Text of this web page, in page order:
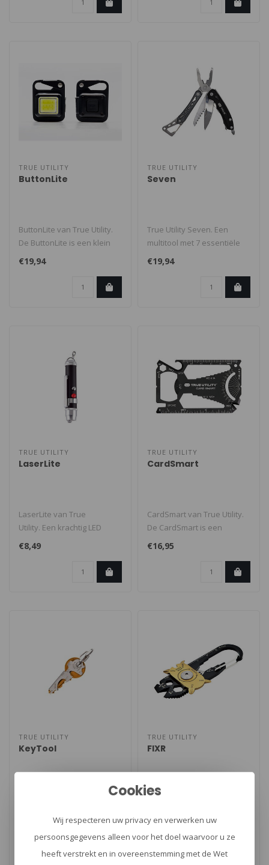
TRUE UTILITY
ButtonLite
ButtonLite van True Utility.
De ButtonLite is een klein
oplaadbaar lampje wat je..
€19,94
TRUE UTILITY
Seven
True Utility Seven. Een
multitool met 7 essentiële
functies, waaronder een
uitv..
€19,94
TRUE UTILITY
LaserLite
LaserLite van True
Utility. Een krachtig LED
lampje en rood laserlampje
(klasse..
€8,49
TRUE UTILITY
CardSmart
CardSmart van True Utility.
De CardSmart is een
multitool die in je
portemonnee ..
€16,95
TRUE UTILITY
KeyTool
Brillenschroevendraaier -
Medi..
TRUE UTILITY
FIXR
FIXR minitool van True Utility.
roestvast staal gecoat ti..
Cookies
Wij respecteren uw privacy en verwerken uw
persoonsgegevens alleen voor het doel waarvoor u ze
heeft verstrekt en in overeenstemming met de Wet